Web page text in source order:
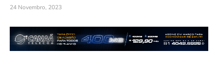
24 Novembro, 2023